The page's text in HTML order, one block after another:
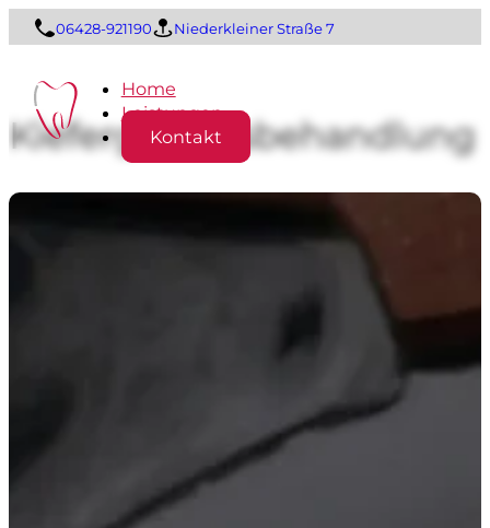
06428-921190 Niederkleiner Straße 7
Home
Leistungen
Kontakt
Kiefergelenks­behandlung